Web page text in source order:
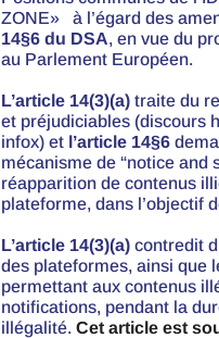
ZONE» à l’égard des
14§6 du DSA, en vue du
au Parlement Européen.
L’article 14(3)(a) traite du
et préjudiciables (discours
infox)et l’article 14§6
mécanisme de “notice and
réapparition de contenus
plateforme, dans l’objectif
L’article 14(3)(a)contredit
des plateformes, ainsi que
permettant aux contenus
notifications, pendant la
illégalité. Cet article est